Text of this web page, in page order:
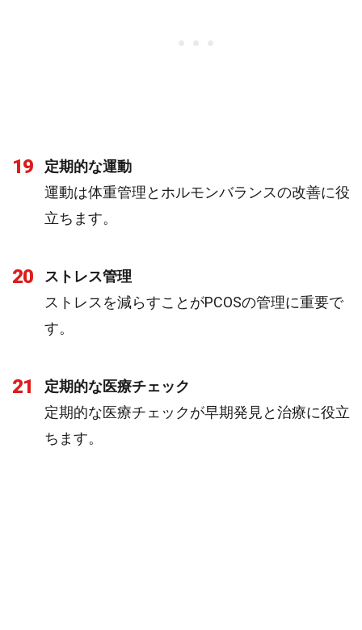
19
定期的な運動
運動は体重管理とホルモンバランスの改善に役
立ちます。
20
ストレス管理
ストレスを減らすことがPCOSの管理に重要で
す。
21
定期的な医療チェック
定期的な医療チェックが早期発見と治療に役立
ちます。